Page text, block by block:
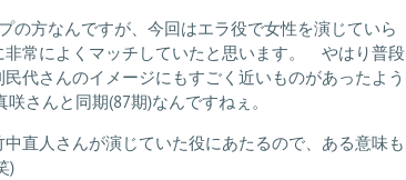
方なんですが、今回はエラ役で女性を演じていら
常によくマッチしていたと思います。 やはり普段
代さんのイメージにもすごく近いものがあったよう
さんと同期(87期)なんですねぇ。
直人さんが演じていた役にあたるので、ある意味も
)